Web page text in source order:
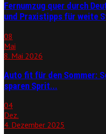
Fernumzug quer durch
und Praxistipps für weite
08
Mai
8. Mai 2026
Auto fit für den Sommer:
sparen Sprit...
04
Dez.
4. Dezember 2025